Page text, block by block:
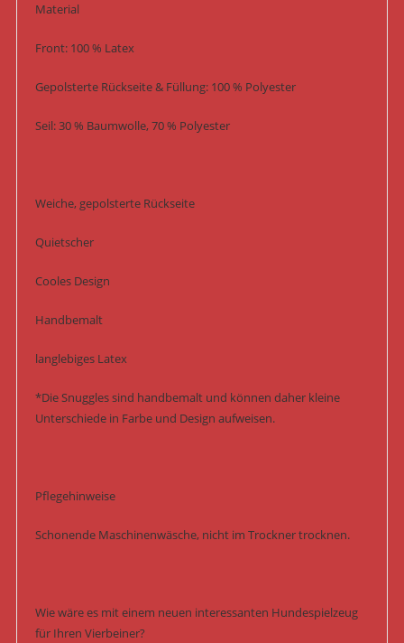
Material
Front: 100 % Latex
Gepolsterte Rückseite & Füllung: 100 % Polyester
Seil: 30 % Baumwolle, 70 % Polyester
Weiche, gepolsterte Rückseite
Quietscher
Cooles Design
Handbemalt
langlebiges Latex
*Die Snuggles sind handbemalt und können daher kleine
Unterschiede in Farbe und Design aufweisen.
Pflegehinweise
Schonende Maschinenwäsche, nicht im Trockner trocknen.
Wie wäre es mit einem neuen interessanten Hundespielzeug
für Ihren Vierbeiner?